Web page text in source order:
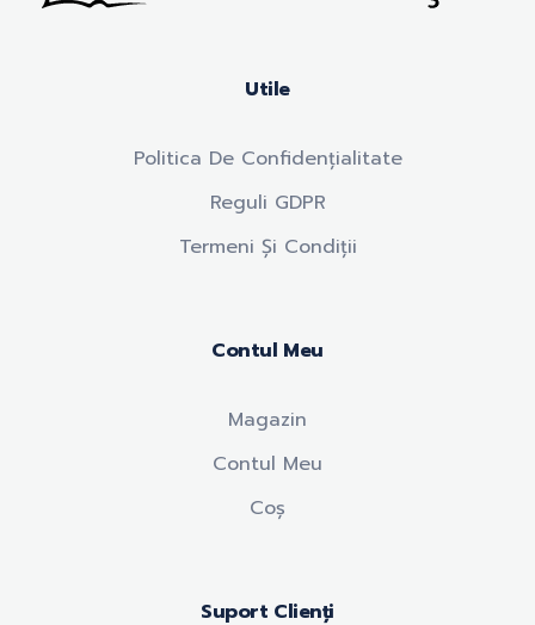
Utile
Politica De Confidențialitate
Reguli GDPR
Termeni Și Condiții
Contul Meu
Magazin
Contul Meu
Coș
Suport Clienți